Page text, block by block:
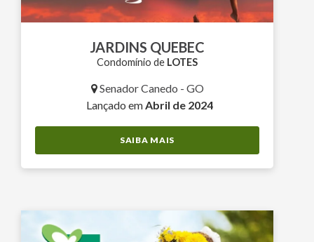
JARDINS QUEBEC
Condomínio de LOTES
Senador Canedo - GO
Lançado emAbril de 2024
SAIBA MAIS